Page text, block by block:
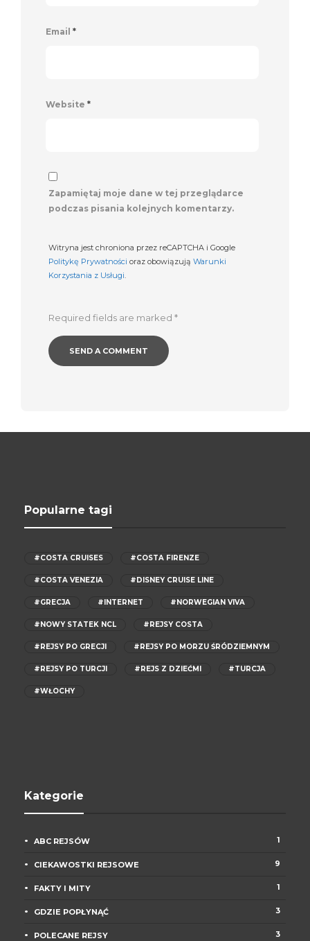
Email *
Website *
Zapamiętaj moje dane w tej przeglądarce
podczas pisania kolejnych komentarzy.
Witryna jest chroniona przez reCAPTCHA i Google
Politykę Prywatności oraz obowiązują Warunki
Korzystania z Usługi
Required fields are marked *
Popularne tagi
#COSTA CRUISES #COSTA FIRENZE
#COSTA VENEZIA #DISNEY CRUISE LINE
#GRECJA #INTERNET #NORWEGIAN VIVA
#NOWY STATEK NCL #REJSY COSTA
#REJSY PO GRECJI #REJSY PO MORZU ŚRÓDZIEMNYM
#REJSY PO TURCJI #REJS Z DZIEĆMI #TURCJA
#WŁOCHY
Kategorie
ABC REJSÓW 1
CIEKAWOSTKI REJSOWE 9
FAKTY I MITY 1
GDZIE POPŁYNĄĆ 3
POLECANE REJSY 3